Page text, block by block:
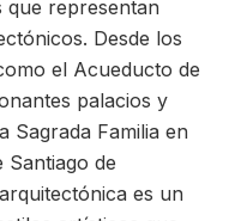
que representan
Desde los
el Acueducto de
palacios y
Sagrada Familia en
Santiago de
es un